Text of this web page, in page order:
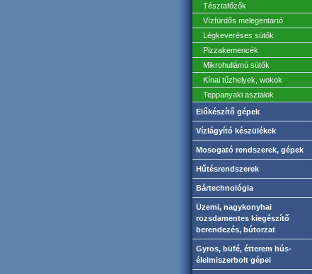
Tésztafőzők
Vízfürdős melegentartó
Légkeveréses sütők
Pizzakemencék
Mikrohullámú sütők
Kínai tűzhelyek, wokok
Teppanyaki asztalok
Előkészítő gépek
Vízlágyító készülékek
Mosogató rendszerek, gépek
Hűtésrendszerek
Bártechnológia
Üzemi, nagykonyhai
rozsdamentes kiegészítő
berendezés, bútorzat
Gyros, büfé, étterem hús-
élelmiszerbolt gépei